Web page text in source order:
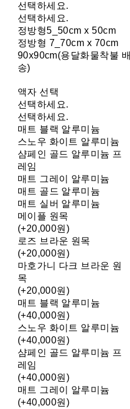
선택하세요.
선택하세요.
정방형5_50cm x 50cm
정방형 7_70cm x 70cm
90x90cm(용달화물착불 배
송)
액자 선택
선택하세요.
선택하세요.
매트 블랙 알루미늄
스노우 화이트 알루미늄
샴페인 골드 알루미늄 프
레임
매트 그레이 알루미늄
매트 골드 알루미늄
매트 실버 알루미늄
메이플 원목
(+20,000원)
로즈 브라운 원목
(+20,000원)
마호가니 다크 브라운 원
목
(+20,000원)
매트 블랙 알루미늄
(+40,000원)
스노우 화이트 알루미늄
(+40,000원)
샴페인 골드 알루미늄 프
레임
(+40,000원)
매트 그레이 알루미늄
(+40,000원)